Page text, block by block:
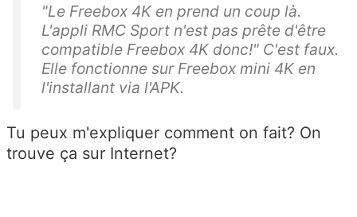
"Le Freebox 4K en prend un coup là.
L'appli RMC Sport n'est pas prête d'être
compatible Freebox 4K donc!" C'est faux.
Elle fonctionne sur Freebox mini 4K en
l'installant via l'APK.
Tu peux m'expliquer comment on fait? On
trouve ça sur Internet?